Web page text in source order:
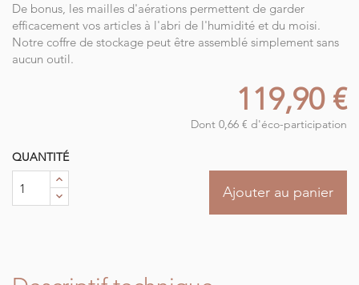
De bonus, les mailles d'aérations permettent de garder
efficacement vos articles à l'abri de l'humidité et du moisi.
Notre coffre de stockage peut être assemblé simplement sans
aucun outil.
119,90 €
Dont 0,66 € d'éco-participation
QUANTITÉ
Ajouter au panier